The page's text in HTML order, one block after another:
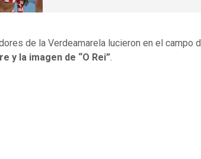
de la Verdeamarela lucieron en el campo
y la imagen de “O Rei”.